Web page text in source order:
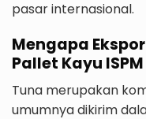
pasar internasional.
Mengapa
Pallet Kayu ISPM
Tuna merupakan
umumnya dikirim